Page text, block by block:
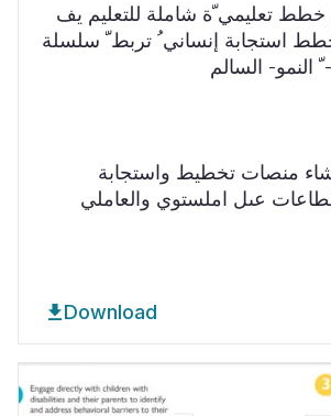
1 :تنفيذ خطط تعليمي ّة شاملة للتعليم يف
استجابة إنساني ُ تربط ّ سلسلة
النمو- السالم
# 2 : ّ إنشاء منصات تخطيط واستجابة
عىل املستوي والعاملي
Download